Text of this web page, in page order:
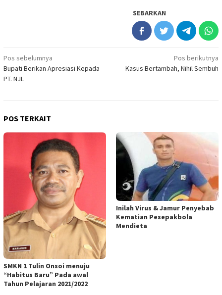
SEBARKAN
Navigasi
pos
Pos sebelumnya
Bupati Berikan Apresiasi Kepada
PT. NJL
Pos berikutnya
Kasus Bertambah, Nihil Sembuh
POS TERKAIT
SMKN 1 Tulin Onsoi menuju
“Habitus Baru” Pada awal
Tahun Pelajaran 2021/2022
Inilah Virus & Jamur Penyebab
Kematian Pesepakbola
Mendieta